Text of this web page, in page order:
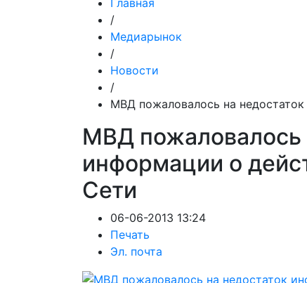
Главная
/
Медиарынок
/
Новости
/
МВД пожаловалось на
МВД пожаловалось
информации о
Сети
06-06-2013 13:24
Печать
Эл. почта